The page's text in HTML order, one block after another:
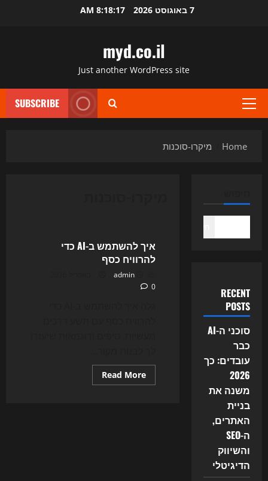
7 באוגוסט 2026 8:18:17 AM
myd.co.il
Just another WordPress site
Primary
SUBSCRIBE
Home מיקרו-סוכנות
איך להשתמש ב-AI כדי
להרוויח כסף
admin
0
Read More
more
RECENT
POSTS
סוכני ה-AI
כבר
עובדים: כך
2026
משנה את
בניית
האתרים,
ה-SEO
והשיווק
הדיגיטלי